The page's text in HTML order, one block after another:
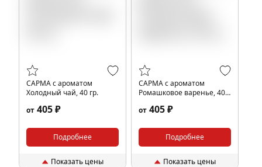
САРМА с ароматом
Холодный чай, 40 гр.
от 405 ₽
Подробнее
Показать цены
САРМА с ароматом
Ромашковое варенье, 40
от 405 ₽
Подробнее
Показать цены